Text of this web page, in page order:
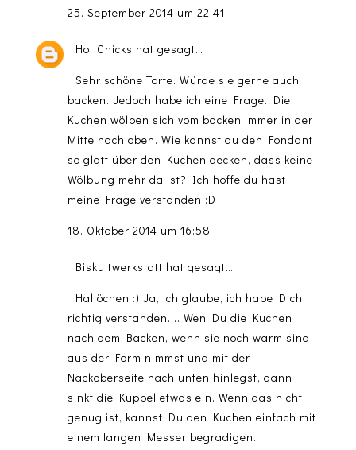
25. September 2014 um 22:41
Hot Chicks hat gesagt…
Sehr schöne Torte. Würde sie gerne auch
backen. Jedoch habe ich eine Frage. Die
Kuchen wölben sich vom backen immer in der
Mitte nach oben. Wie kannst du den Fondant
so glatt über den Kuchen decken, dass keine
Wölbung mehr da ist? Ich hoffe du hast
meine Frage verstanden :D
18. Oktober 2014 um 16:58
Biskuitwerkstatt hat gesagt…
Hallöchen :) Ja, ich glaube, ich habe Dich
richtig verstanden.... Wen Du die Kuchen
nach dem Backen, wenn sie noch warm sind,
aus der Form nimmst und mit der
Nackoberseite nach unten hinlegst, dann
sinkt die Kuppel etwas ein. Wenn das nicht
genug ist, kannst Du den Kuchen einfach mit
einem langen Messer begradigen.